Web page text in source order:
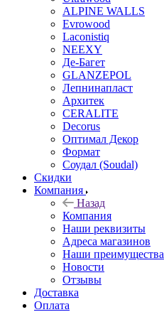
ALPINE WALLS
Evrowood
Laconistiq
NEEXY
Де-Багет
GLANZEPOL
Лепнинапласт
Архитек
CERALITE
Decorus
Оптимал Декор
Формат
Соудал (Soudal)
Скидки
Компания
Назад
Компания
Наши реквизиты
Адреса магазинов
Наши преимущества
Новости
Отзывы
Доставка
Оплата